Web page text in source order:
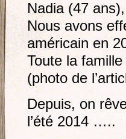
Nadia (47
Nous avons
américain en
Toute la
(photo de
Depuis, on
l’été 2014 …..